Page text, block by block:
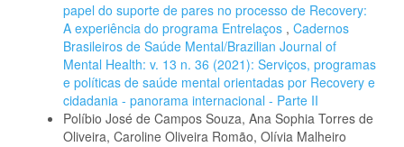
papel do suporte de pares no processo de Recovery:
A experiência do programa Entrelaços , Cadernos
Brasileiros de Saúde Mental/Brazilian Journal of
Mental Health: v. 13 n. 36 (2021): Serviços, programas
e políticas de saúde mental orientadas por Recovery e
cidadania - panorama internacional - Parte II
Políbio José de Campos Souza, Ana Sophia Torres de
Oliveira, Caroline Oliveira Romão, Olívia Malheiro